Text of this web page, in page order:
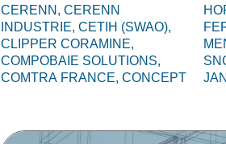
CERENN, CERENN
INDUSTRIE, CETIH (SWAO),
CLIPPER CORAMINE,
COMPOBAIE SOLUTIONS,
COMTRA FRANCE, CONCEPT